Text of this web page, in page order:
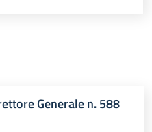
Generale n. 588